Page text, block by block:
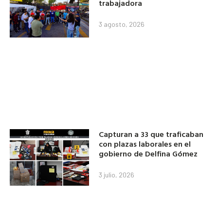
trabajadora
3 agosto, 2026
Capturan a 33 que traficaban
con plazas laborales en el
gobierno de Delfina Gómez
3 julio, 2026